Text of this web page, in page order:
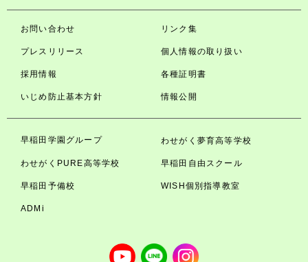
お問い合わせ リンク集
プレスリリース 個人情報の取り扱い
採用情報 各種証明書
いじめ防止基本方針 情報公開
早稲田学園グループ わせがく夢育高等学校
わせがくPURE高等学校 早稲田自由スクール
早稲田予備校 WISH個別指導教室
ADMi